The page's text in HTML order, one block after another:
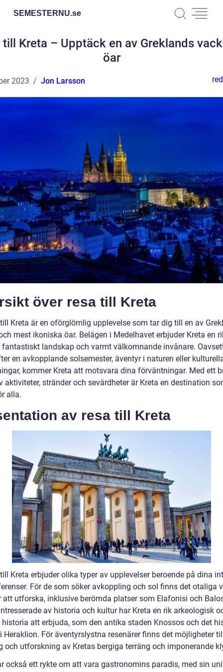
SEMESTERNU.se
till Kreta – Upptäck en av Greklands
öar
2023 Jon Larsson
över resa till Kreta
Kreta är en oförglömlig upplevelse som tar dig till en av
mest ikoniska öar. Belägen i Medelhavet erbjuder Kreta en
fantastiskt landskap och varmt välkomnande invånare.
en avkopplande solsemester, äventyr i naturen eller
kommer Kreta att motsvara dina förväntningar. Med ett
aktiviteter, stränder och sevärdheter är Kreta en destination
alla.
av resa till Kreta
Kreta erbjuder olika typer av upplevelser beroende på dina
För de som söker avkoppling och sol finns det otaliga
att utforska, inklusive berömda platser som Elafonisi och
av historia och kultur har Kreta en rik arkeologisk
att erbjuda, som den antika staden Knossos och det
Heraklion. För äventyrslystna resenärer finns det möjligheter
och utforskning av Kretas bergiga terräng och imponerande
också ett rykte om att vara gastronomins paradis, med sin